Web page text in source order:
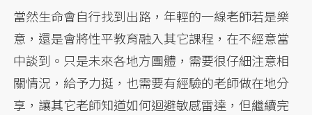
當然生命會自行找到出路，年輕的一線老師若是樂
意，還是會將性平教育融入其它課程，在不經意當
中談到。只是未來各地方團體，需要很仔細注意相
關情況，給予力挺，也需要有經驗的老師做在地分
享，讓其它老師知道如何迴避敏感雷達，但繼續完